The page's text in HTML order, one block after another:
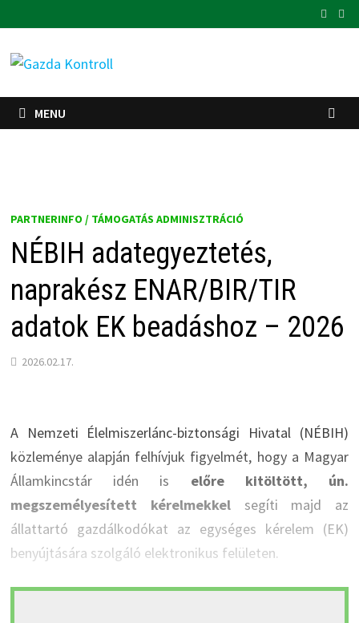
to
content
MENU
PARTNERINFO / TÁMOGATÁS ADMINISZTRÁCIÓ
NÉBIH adategyeztetés,
naprakész ENAR/BIR/TIR
adatok EK beadáshoz – 2026
2026.02.17.
A Nemzeti Élelmiszerlánc-biztonsági Hivatal (NÉBIH)
közleménye alapján felhívjuk figyelmét, hogy a Magyar
Államkincstár idén is előre kitöltött, ún.
megszemélyesített kérelmekkelsegíti majd az
állattartó gazdálkodókat az egységes kérelem (EK)
benyújtására szolgáló elektronikus felületen.